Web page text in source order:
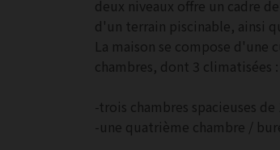
deux niveaux offre un cadre
d'un terrain piscinable, ainsi
La maison se compose
chambres, dont 3 climatisées :
-trois chambres spacieuses
-une quatrième chambre /